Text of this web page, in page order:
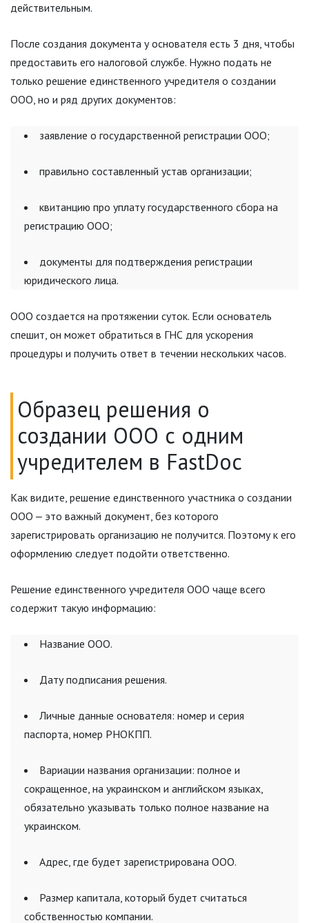
действительным.
После создания документа у основателя есть 3 дня, чтобы
предоставить его налоговой службе. Нужно подать не
только решение единственного учредителя о создании
ООО, но и ряд других документов:
заявление о государственной регистрации ООО;
правильно составленный устав организации;
квитанцию про уплату государственного сбора на
регистрацию ООО;
документы для подтверждения регистрации
юридического лица.
ООО создается на протяжении суток. Если основатель
спешит, он может обратиться в ГНС для ускорения
процедуры и получить ответ в течении нескольких часов.
Образец решения о
создании ООО с одним
учредителем в FastDoc
Как видите, решение единственного участника о создании
ООО ‒ это важный документ, без которого
зарегистрировать организацию не получится. Поэтому к его
оформлению следует подойти ответственно.
Решение единственного учредителя ООО чаще всего
содержит такую информацию:
Название ООО.
Дату подписания решения.
Личные данные основателя: номер и серия
паспорта, номер РНОКПП.
Вариации названия организации: полное и
сокращенное, на украинском и английском языках,
обязательно указывать только полное название на
украинском.
Адрес, где будет зарегистрирована ООО.
Размер капитала, который будет считаться
собственностью компании.